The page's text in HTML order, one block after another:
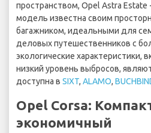
пространством, Opel Astra
модель известна своим
багажником, идеальными для
деловых путешественников с
экологические характеристики,
низкий уровень выбросов,
доступна в SIXT, ALAMO,
Opel Corsa:
экономичный